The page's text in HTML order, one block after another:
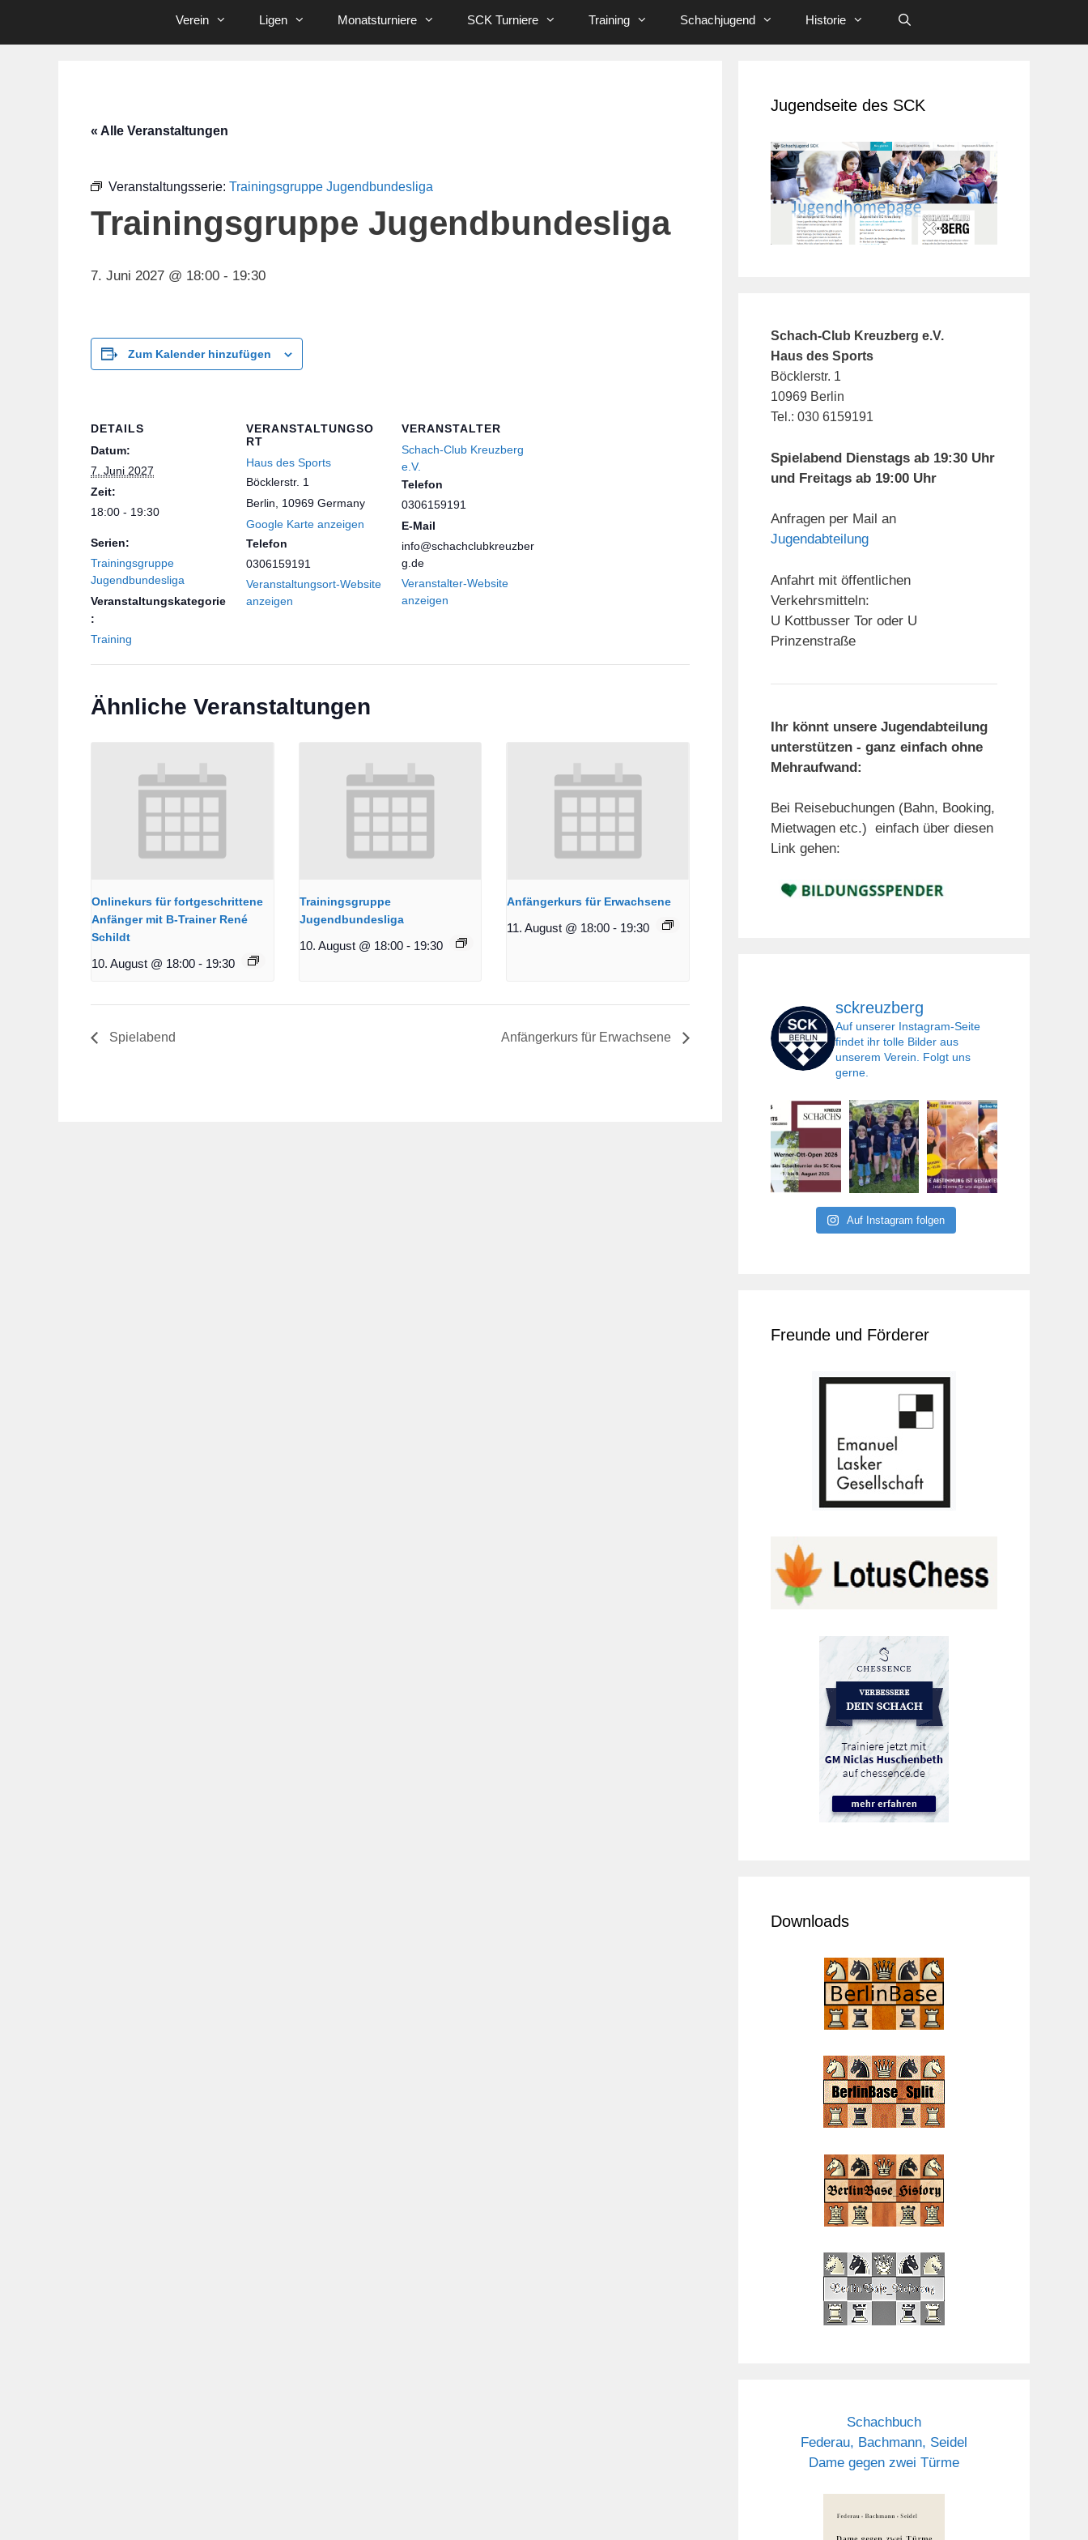
Verein Ligen Monatsturniere SCK Turniere Training Schachjugend Historie
« Alle Veranstaltungen
Veranstaltungsserie: Trainingsgruppe Jugendbundesliga
Trainingsgruppe Jugendbundesliga
7. Juni 2027 @ 18:00 - 19:30
Zum Kalender hinzufügen
DETAILS
Datum:
7. Juni 2027
Zeit:
18:00 - 19:30
Serien:
Trainingsgruppe
Jugendbundesliga
Veranstaltungskategorie
:
Training
VERANSTALTUNGSO
RT
Haus des Sports
Böcklerstr. 1
Berlin
10969 Germany
Google Karte anzeigen
Telefon
0306159191
Veranstaltungsort-Website
anzeigen
VERANSTALTER
Schach-Club Kreuzberg
e.V.
Telefon
0306159191
E-Mail
info@schachclubkreuzber
g.de
Veranstalter-Website
anzeigen
Ähnliche Veranstaltungen
Onlinekurs für fortgeschrittene
Anfänger mit B-Trainer René
Schildt
10. August @ 18:00 - 19:30
Trainingsgruppe
Jugendbundesliga
10. August @ 18:00 - 19:30
Anfängerkurs für Erwachsene
11. August @ 18:00 - 19:30
Spielabend Anfängerkurs für Erwachsene
Jugendseite des SCK
Schach-Club Kreuzberg e.V.
Haus des Sports
Böcklerstr. 1
10969 Berlin
Tel.: 030 6159191
Spielabend Dienstags ab 19:30 Uhr
und Freitags ab 19:00 Uhr
Anfragen per Mail an
Jugendabteilung
Anfahrt mit öffentlichen
Verkehrsmitteln:
U Kottbusser Tor oder U
Prinzenstraße
Ihr könnt unsere Jugendabteilung
unterstützen - ganz einfach ohne
Mehraufwand:
Bei Reisebuchungen (Bahn, Booking,
Mietwagen etc.) einfach über diesen
Link gehen:
sckreuzberg
Auf unserer Instagram-Seite
findet ihr tolle Bilder aus
unserem Verein. Folgt uns
gerne.
Auf Instagram folgen
Freunde und Förderer
Downloads
Schachbuch
Federau, Bachmann, Seidel
Dame gegen zwei Türme